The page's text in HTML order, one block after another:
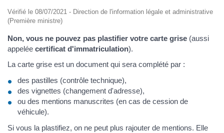
Vérifié le 08/07/2021 - Direction de l'information légale et administrative
(Première ministre)
Non, vous ne pouvez pas plastifier votre carte grise (aussi
appelée certificat d'immatriculation).
La carte grise est un document qui sera complété par :
des pastilles (contrôle technique),
des vignettes (changement d'adresse),
ou des mentions manuscrites (en cas de cession de
véhicule).
Si vous la plastifiez, on ne peut plus rajouter de mentions. Elle